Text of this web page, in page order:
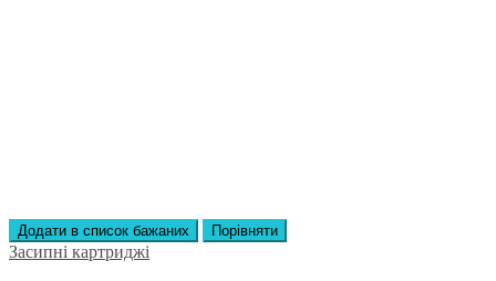
Додати в список бажаних Порівняти
Засипні картриджі